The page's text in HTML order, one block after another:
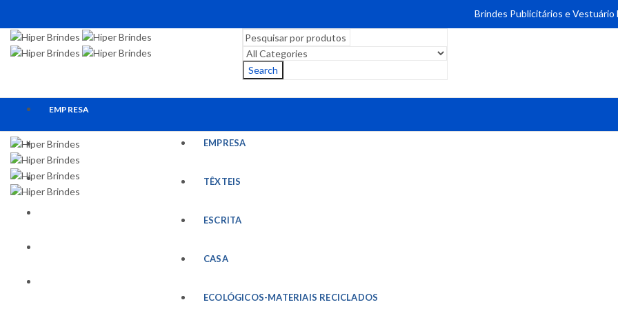
Brindes Publicitários e Vestuário
Search
EMPRESA
TÊXTEIS
ESCRITA
EMPRESA
TÊXTEIS
ESCRITA
CASA
ECOLÓGICOS-MATERIAIS RECICLADOS